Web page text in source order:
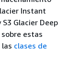
Instant
Glacier Deep
estas
clases de